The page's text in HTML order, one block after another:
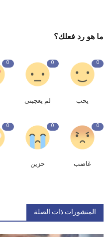
ما هو رد فعلك؟
0
يحب
0
لم يعجبنى
0
0
غاضب
0
حزين
0
المنشورات ذات الصلة